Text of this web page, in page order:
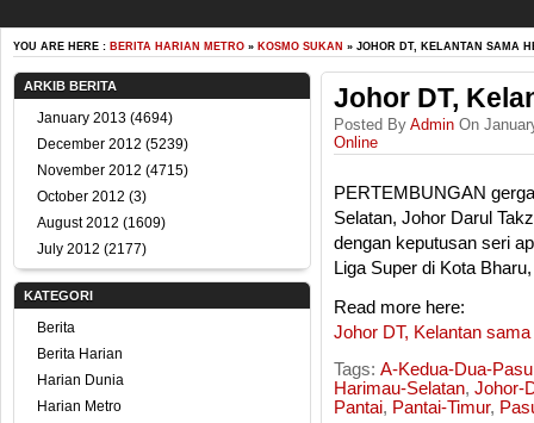
YOU ARE HERE : BERITA HARIAN METRO » KOSMO SUKAN » JOHOR DT, KELANTAN SAMA
ARKIB BERITA
January 2013 (4694)
December 2012 (5239)
November 2012 (4715)
October 2012 (3)
August 2012 (1609)
July 2012 (2177)
KATEGORI
Berita
Berita Harian
Harian Dunia
Harian Metro
Johor DT,
Posted By Admin On
Online
PERTEMBUNGAN
Selatan, Johor Darul
dengan keputusan seri
Liga Super di Kota
Read more here:
Johor DT, Kelantan sama
Tags: A-Kedua-Dua-
Harimau-Selatan, Johor-
Pantai, Pantai-Timur,